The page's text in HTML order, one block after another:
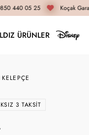
440 05 25 Koçak
ÜRÜNLER
3 TAKSIT